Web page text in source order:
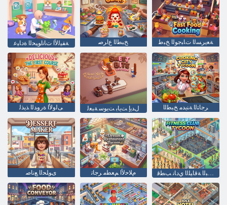
ﺔﻔﻴﻟﻷ ﺍ ﺕﺎﻧﺍﻮﻴﺤﻟﺍ ﺓﺩﺎﻴﻋ ﺦﺒﻄﻟﺍ ﻉﺍﺮﺻ ﺔﻌﻳﺮﺴﻟﺍ ﺕﺎﺒﺟﻮﻟﺍ ﺦﺒﻃ
ﻰﻟﻭﻷ ﺍ ﺓﺭﻭﺪﻟﺍ ﺬﻳﺬﻟ ﻝﺪﻳﺇ ﺖﻳﺎﺑ ﺖﻳﻮﺳ ﺔﺒﻌﻟ ﺮﺟﺎﺘﻟﺍ ﺔﻨﻳﺪﻣ ﺦﺒﻄﻟﺍ
ﻯﻮﻠﺤﻟﺍ ﻊﻧﺎﺻ ﻡﻼ ﺣﻷ ﺍ ﻢﻌﻄﻣ ﺮﺟﺎﺗ ﺔﻴﻧﺪﺒﻟﺍ ﺔﻗﺎﻴﻠﻟﺍ ﻱﺩﺎﻧ ﺐﻄﻗ